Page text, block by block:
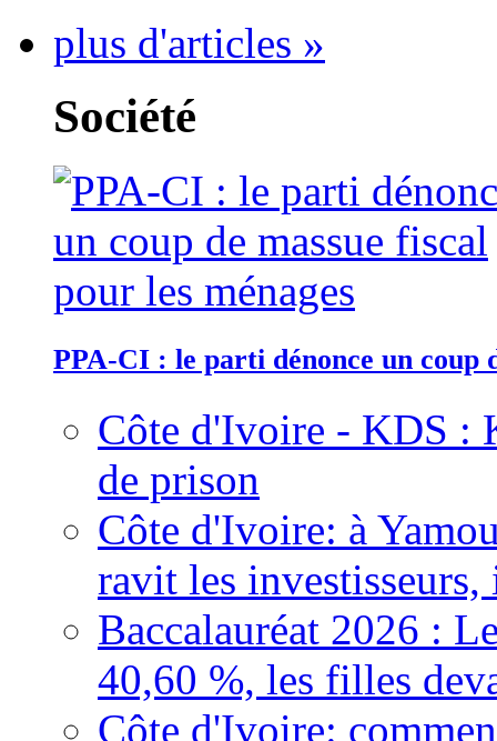
plus d'articles »
Société
PPA-CI : le parti dénonce un coup
Côte d'Ivoire - KDS :
de prison
Côte d'Ivoire: à
ravit les
Baccalauréat 2026 :
40,60 %, les filles
Côte d'Ivoire: